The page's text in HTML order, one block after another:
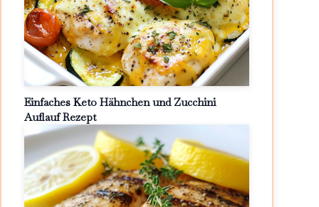
Einfaches Keto Hähnchen und Zucchini
Auflauf Rezept